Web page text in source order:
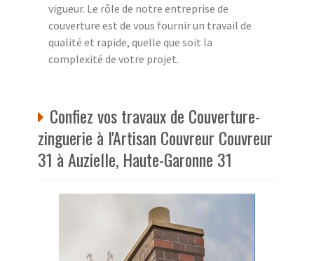
vigueur. Le rôle de notre entreprise de
couverture est de vous fournir un travail de
qualité et rapide, quelle que soit la
complexité de votre projet.
Confiez vos travaux de Couverture-
zinguerie à l'Artisan Couvreur Couvreur
31 à Auzielle, Haute-Garonne 31